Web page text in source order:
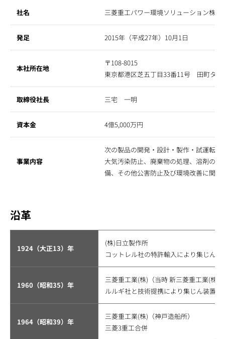
社名 三菱重工パワー環境ソリューション株式
発足 2015年（平成27年）10月1日
本社所在地
〒108-8015
東京都港区芝五丁目33番11号 田町タワ
取締役社長 三宅 一明
資本金 4億5,000万円
事業内容
次の製品の開発・設計・製作・試運転
大気汚染防止、廃棄物の処理、溶剤の
備、その他公害防止及び環境改善に関す
沿革
1924（大正13）年
(株)日立製作所
コットレル社の特許輸入により集じん装
1960（昭和35）年
三菱重工業(株)（当時 新三菱重工業(株)）
ルルギ社と技術提携により集じん装置事
1964（昭和39）年
三菱重工業(株)（神戸造船所）
三菱3重工合併